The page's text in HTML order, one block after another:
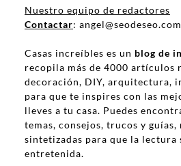
Nuestro equipo de redactores
Contactar: angel@seodeseo.com
Casas increíbles es un blog de
recopila más de 4000 artículos
decoración, DIY, arquitectura,
para que te inspires con las
lleves a tu casa. Puedes
temas, consejos, trucos y guías,
sintetizadas para que la lectura
entretenida.